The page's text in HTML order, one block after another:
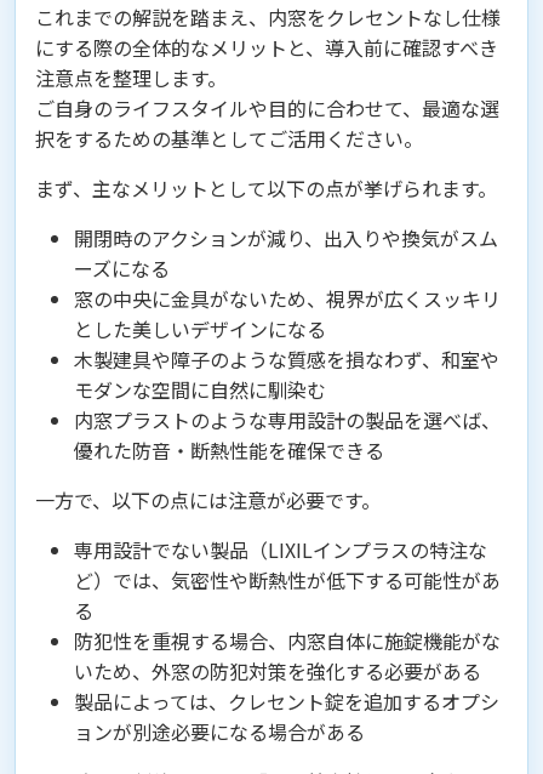
これまでの解説を踏まえ、内窓をクレセントなし仕様
にする際の全体的なメリットと、導入前に確認すべき
注意点を整理します。
ご自身のライフスタイルや目的に合わせて、最適な選
択をするための基準としてご活用ください。
まず、主なメリットとして以下の点が挙げられます。
開閉時のアクションが減り、出入りや換気がスム
ーズになる
窓の中央に金具がないため、視界が広くスッキリ
とした美しいデザインになる
木製建具や障子のような質感を損なわず、和室や
モダンな空間に自然に馴染む
内窓プラストのような専用設計の製品を選べば、
優れた防音・断熱性能を確保できる
一方で、以下の点には注意が必要です。
専用設計でない製品（LIXILインプラスの特注な
ど）では、気密性や断熱性が低下する可能性があ
る
防犯性を重視する場合、内窓自体に施錠機能がな
いため、外窓の防犯対策を強化する必要がある
製品によっては、クレセント錠を追加するオプシ
ョンが別途必要になる場合がある